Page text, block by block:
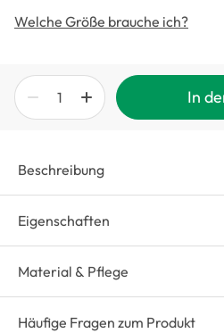
Welche Größe brauche ich?
In
Beschreibung
Eigenschaften
Material & Pflege
Häufige Fragen zum Produkt